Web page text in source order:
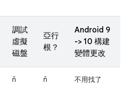
調試
虛擬
磁盤
亞行
根？
Android 9
-> 10 構建
變體更改
ñ ñ 不用找了